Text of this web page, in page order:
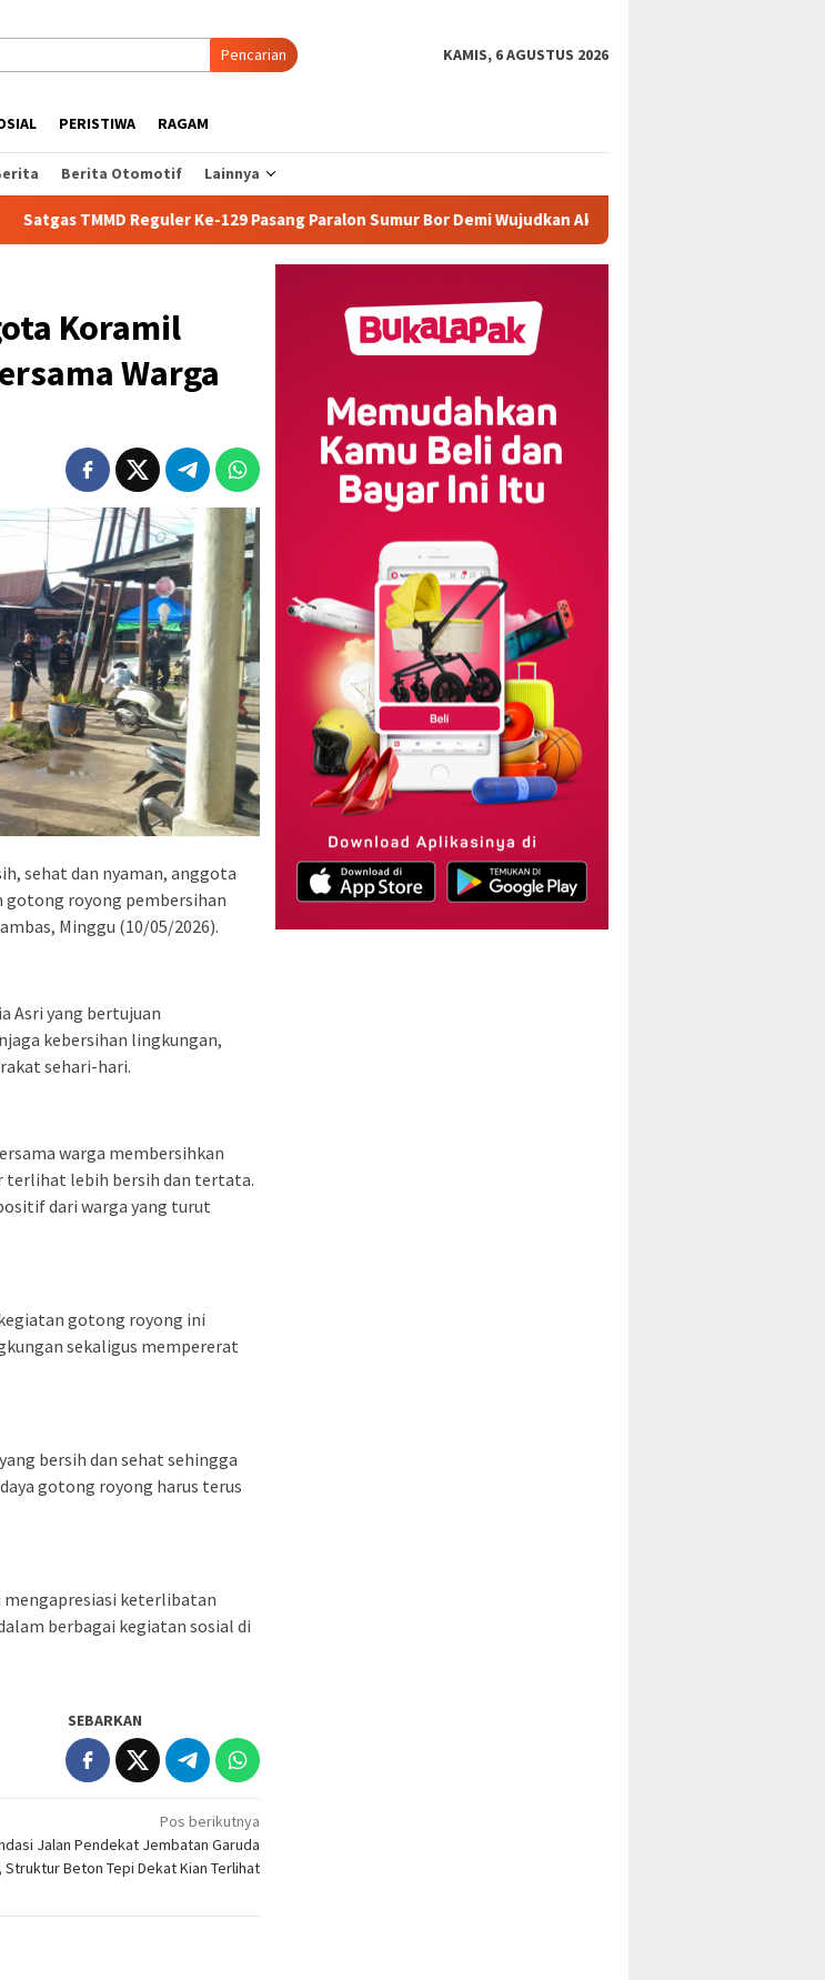
Pencarian KAMIS, 6 AGUSTUS 2026
PERISTIWA RAGAM
Berita Otomotif Lainnya
Reguler Ke-129 Pasang Paralon Sumur Bor Demi Wujudkan Akses Air Bersih
Koramil
Warga
sehat dan nyaman, anggota
gotong royong pembersihan
Minggu (10/05/2026).
Asri yang bertujuan
kebersihan lingkungan,
sehari-hari.
warga membersihkan
terlihat lebih bersih dan tertata.
dari warga yang turut
gotong royong ini
sekaligus mempererat
bersih dan sehat sehingga
gotong royong harus terus
mengapresiasi keterlibatan
berbagai kegiatan sosial di
SEBARKAN
Pos berikutnya
Jalan Pendekat Jembatan Garuda
Struktur Beton Tepi Dekat Kian Terlihat